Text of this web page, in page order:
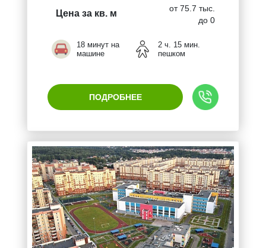
Цена за кв. м
от 75.7 тыс.
до 0
18 минут на
машине
2 ч. 15 мин.
пешком
ПОДРОБНЕЕ